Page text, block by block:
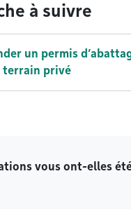
à suivre
un permis
terrain privé
vous ont-elles